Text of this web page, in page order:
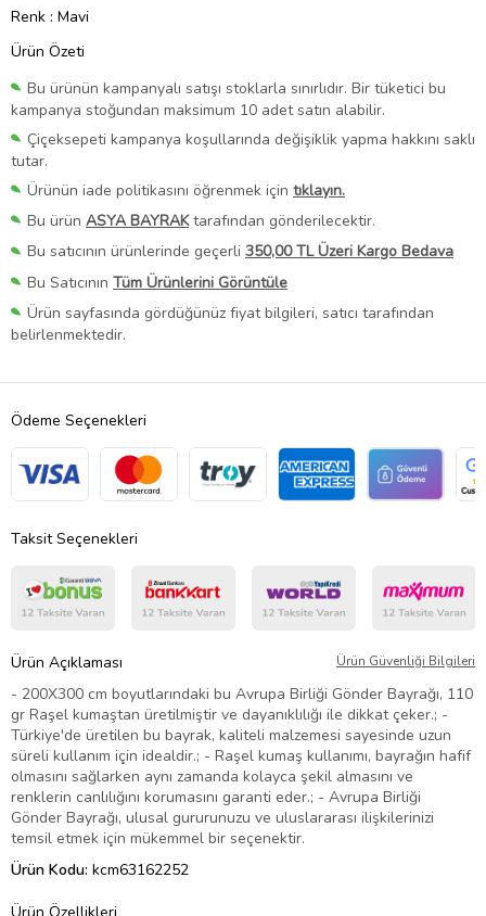
Renk : Mavi
Ürün Özeti
Bu ürünün kampanyalı satışı stoklarla sınırlıdır. Bir tüketici bu
kampanya stoğundan maksimum 10 adet satın alabilir.
Çiçeksepeti kampanya koşullarında değişiklik yapma hakkını saklı
tutar.
Ürünün iade politikasını öğrenmek için tıklayın.
Bu ürün ASYA BAYRAKtarafından gönderilecektir.
Bu satıcının ürünlerinde geçerli 350,00 TL Üzeri Kargo Bedava
Bu Satıcının Tüm Ürünlerini Görüntüle
Ürün sayfasında gördüğünüz fiyat bilgileri, satıcı tarafından
belirlenmektedir.
Ödeme Seçenekleri
Taksit Seçenekleri
Ürün Açıklaması Ürün Güvenliği Bilgileri
- 200X300 cm boyutlarındaki bu Avrupa Birliği Gönder Bayrağı, 110
gr Raşel kumaştan üretilmiştir ve dayanıklılığı ile dikkat çeker.; -
Türkiye'de üretilen bu bayrak, kaliteli malzemesi sayesinde uzun
süreli kullanım için idealdir.; - Raşel kumaş kullanımı, bayrağın hafif
olmasını sağlarken aynı zamanda kolayca şekil almasını ve
renklerin canlılığını korumasını garanti eder.; - Avrupa Birliği
Gönder Bayrağı, ulusal gururunuzu ve uluslararası ilişkilerinizi
temsil etmek için mükemmel bir seçenektir.
Ürün Kodu: kcm63162252